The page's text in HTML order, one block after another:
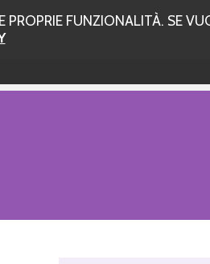
FUNZIONALITÀ. SE